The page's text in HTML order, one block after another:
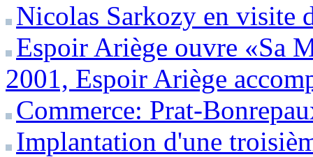
Nicolas Sarkozy en visite
Espoir Ariège ouvre «Sa
2001, Espoir Ariège
Commerce: Prat-
Implantation d'une